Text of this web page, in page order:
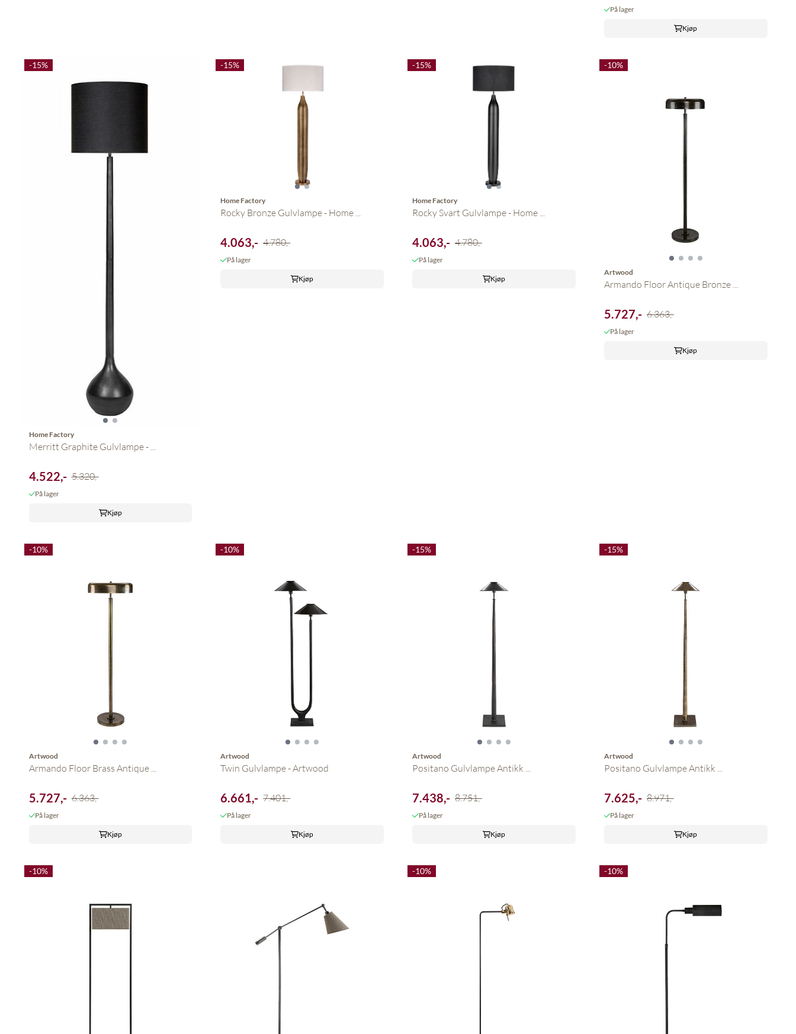
På lager
Kjøp
-15%
Home Factory
Merritt Graphite Gulvlampe - ...
4.522,- 5.320,-
På lager
Kjøp
-15%
Home Factory
Rocky Bronze Gulvlampe - Home ...
4.063,- 4.780,-
På lager
Kjøp
-15%
Home Factory
Rocky Svart Gulvlampe - Home ...
4.063,- 4.780,-
På lager
Kjøp
-10%
Artwood
Armando Floor Antique Bronze ...
5.727,- 6.363,-
På lager
Kjøp
-10%
Artwood
Armando Floor Brass Antique ...
5.727,- 6.363,-
På lager
Kjøp
-10%
Artwood
Twin Gulvlampe - Artwood
6.661,- 7.401,-
På lager
Kjøp
-15%
Artwood
Positano Gulvlampe Antikk ...
7.438,- 8.751,-
På lager
Kjøp
-15%
Artwood
Positano Gulvlampe Antikk ...
7.625,- 8.971,-
På lager
Kjøp
-10% -10% -10%